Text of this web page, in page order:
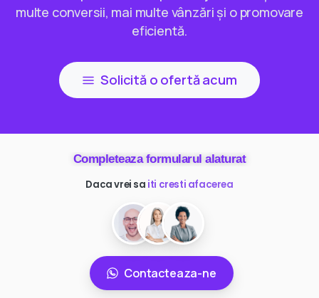
multe conversii, mai multe vânzări și o promovare
eficientă.
Solicită o ofertă acum
Completeaza formularul alaturat
Daca vrei sa ai mai multi clienti
Contacteaza-ne